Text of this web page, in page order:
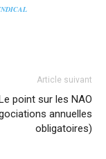
Article suivant
point sur les NAO
annuelles
obligatoires)